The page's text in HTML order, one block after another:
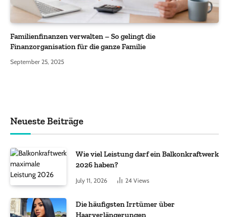
Familienfinanzen verwalten – So gelingt die
Finanzorganisation für die ganze Familie
September 25, 2025
Neueste Beiträge
Wie viel Leistung darf ein Balkonkraftwerk
2026 haben?
July 11, 2026 24 Views
Die häufigsten Irrtümer über
Haarverlängerungen